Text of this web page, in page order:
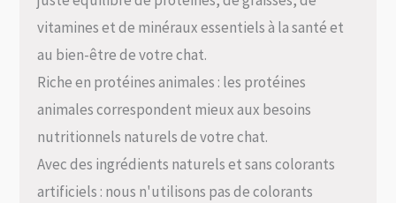
vitamines et de minéraux essentiels à la santé et
au bien-être de votre chat.
Riche en protéines animales : les protéines
animales correspondent mieux aux besoins
nutritionnels naturels de votre chat.
Avec des ingrédients naturels et sans colorants
artificiels : nous n'utilisons pas de colorants